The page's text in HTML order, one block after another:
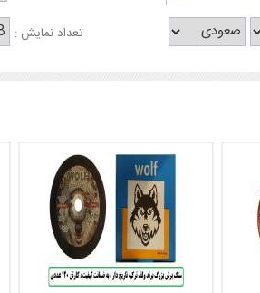
تعداد نمایش :